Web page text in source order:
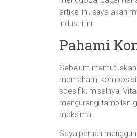
artikel ini, saya akan
industri ini.
Pahami
Sebelum
memahami
spesifik; misalnya,
mengurangi tampilan
maksimal.
Saya pernah